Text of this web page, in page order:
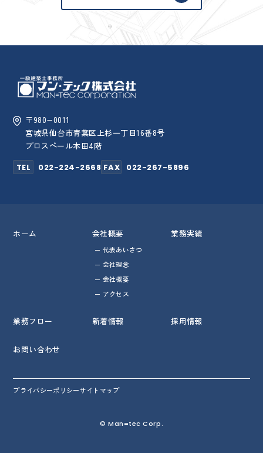
〒980−0011
宮城県仙台市青葉区上杉一丁目16番8号
プロスペール本田4階
TEL
022-224-2668 FAX 022-267-5896
ホーム 会社概要
代表あいさつ
会社理念
会社概要
アクセス
業務実績
業務フロー 新着情報 採用情報
お問い合わせ
プライバシーポリシーサイトマップ
© Man=tec Corp.